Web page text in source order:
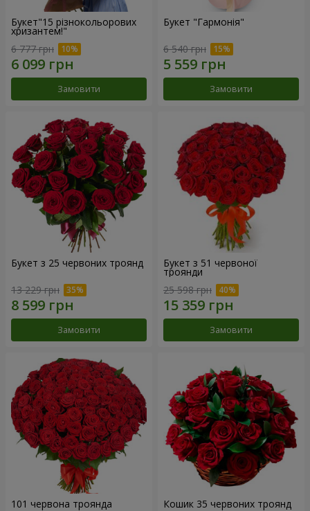
Букет"15 різнокольорових
хризантем!"
6 777 грн
Замовити
Букет "Гармонія"
6 540 грн
Замовити
Букет з 25 червоних троянд
13 229 грн
Замовити
Букет з 51 червоної
троянди
25 598 грн
Замовити
101 червона троянда Кошик 35 червоних троянд